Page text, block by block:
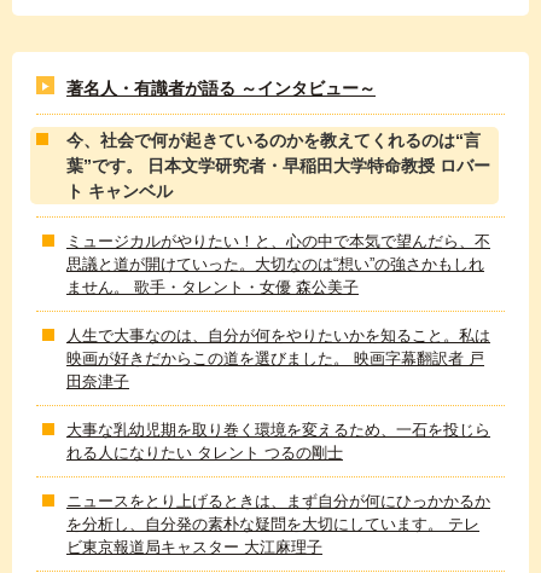
著名人・有識者が語る ～インタビュー～
今、社会で何が起きているのかを教えてくれるのは“言
葉”です。 日本文学研究者・早稲田大学特命教授 ロバー
ト キャンベル
ミュージカルがやりたい！と、心の中で本気で望んだら、不
思議と道が開けていった。大切なのは“想い”の強さかもしれ
ません。 歌手・タレント・女優 森公美子
人生で大事なのは、自分が何をやりたいかを知ること。私は
映画が好きだからこの道を選びました。 映画字幕翻訳者 戸
田奈津子
大事な乳幼児期を取り巻く環境を変えるため、一石を投じら
れる人になりたい タレント つるの剛士
ニュースをとり上げるときは、まず自分が何にひっかかるか
を分析し、自分発の素朴な疑問を大切にしています。 テレ
ビ東京報道局キャスター 大江麻理子